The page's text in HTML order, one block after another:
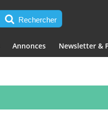
Rechercher
Annonces Newsletter &